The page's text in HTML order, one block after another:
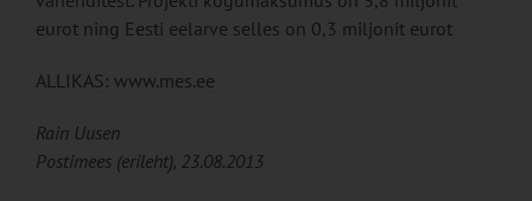
eurot ning Eesti eelarve selles on 0,3 miljonit eu­rot
ALLIKAS: www.mes.ee
Rain Uusen
Postimees (erileht), 23.08.2013